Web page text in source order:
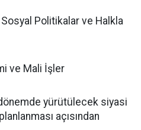
Sosyal Politikalar ve Halkla
ve Mali İşler
yürütülecek siyasi
açısından